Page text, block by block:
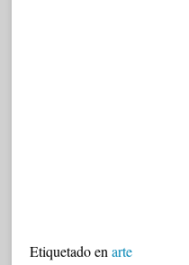
Etiquetado en arte